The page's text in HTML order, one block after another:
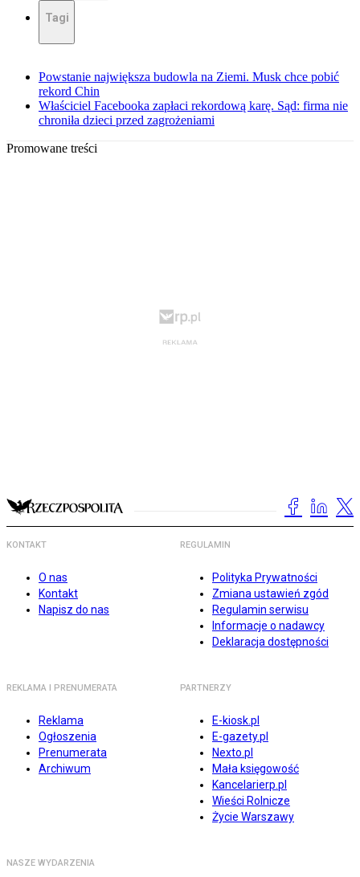
Tagi
Powstanie największa budowla na Ziemi. Musk chce pobić
rekord Chin
Właściciel Facebooka zapłaci rekordową karę. Sąd: firma nie
chroniła dzieci przed zagrożeniami
Promowane treści
KONTAKT
O nas
Kontakt
Napisz do nas
REGULAMIN
Polityka Prywatności
Zmiana ustawień zgód
Regulamin serwisu
Informacje o nadawcy
Deklaracja dostępności
REKLAMA I PRENUMERATA
Reklama
Ogłoszenia
Prenumerata
Archiwum
PARTNERZY
E-kiosk.pl
E-gazety.pl
Nexto.pl
Mała księgowość
Kancelarierp.pl
Wieści Rolnicze
Życie Warszawy
NASZE WYDARZENIA